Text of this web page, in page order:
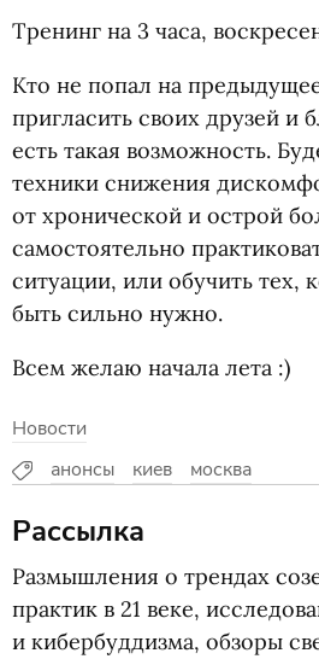
Тренинг на 3 часа,
Кто не попал на
пригласить своих друзей и
есть такая возможность.
техники снижения
от хронической и острой
самостоятельно
ситуации, или обучить тех,
быть сильно нужно.
Всем желаю начала лета :)
Новости
анонсы
киев москва
Рассылка
Размышления о трендах
практик в 21 веке,
и кибербуддизма, обзоры